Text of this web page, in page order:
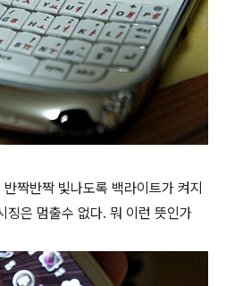
짝반짝 빛나도록 백라이트가 켜지
징은 멈출수 없다. 뭐 이런 뜻인가